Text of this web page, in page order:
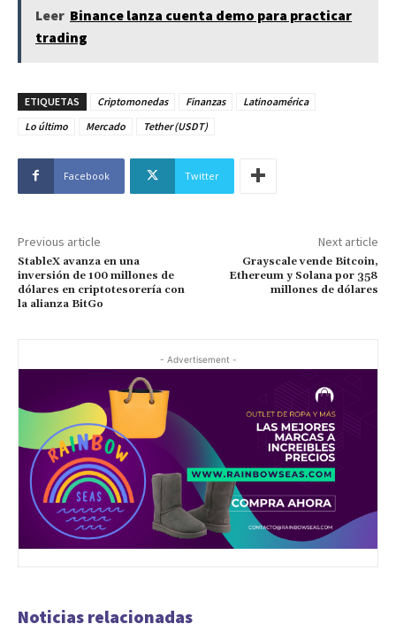
Leer Binance lanza cuenta demo para practicar
trading
ETIQUETAS Criptomonedas Finanzas
Latinoamérica
Lo último
Mercado Tether (USDT)
Facebook Twitter
Previous article
StableX avanza en una
inversión de 100 millones de
dólares en criptotesorería con
la alianza BitGo
Next article
Grayscale vende Bitcoin,
Ethereum y Solana por 358
millones de dólares
- Advertisement -
Noticias relacionadas